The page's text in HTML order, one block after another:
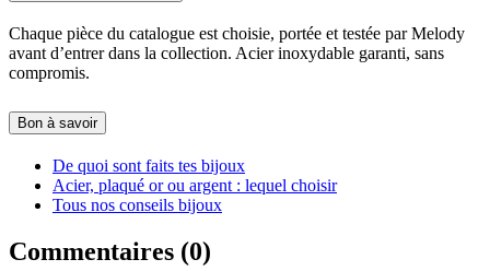
Chaque pièce du catalogue est choisie, portée et testée par Melody
avant d’entrer dans la collection. Acier inoxydable garanti, sans
compromis.
Bon à savoir
De quoi sont faits tes bijoux
Acier, plaqué or ou argent : lequel choisir
Tous nos conseils bijoux
Commentaires (0)